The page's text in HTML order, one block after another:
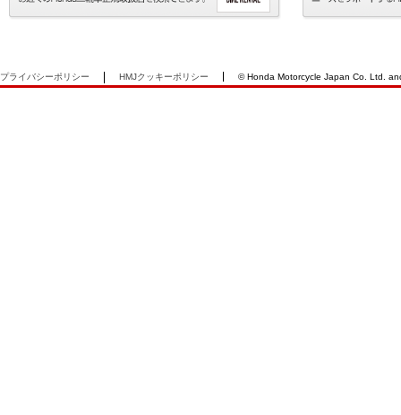
プライバシーポリシー HMJクッキーポリシー © Honda Motorcycle Japan Co. Ltd.